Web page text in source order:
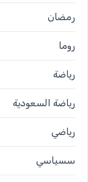
رمضان
روما
رياضة
رياضة السعودية
رياضي
سسياسي